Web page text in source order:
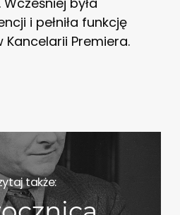
i pełniła funkcję
Premiera.
także: